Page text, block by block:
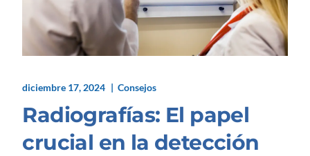
diciembre 17, 2024 Consejos
Radiografías: El papel
crucial en la detección